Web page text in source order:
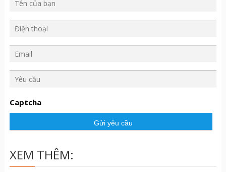
c
ầ
Captcha
XEM THÊM: